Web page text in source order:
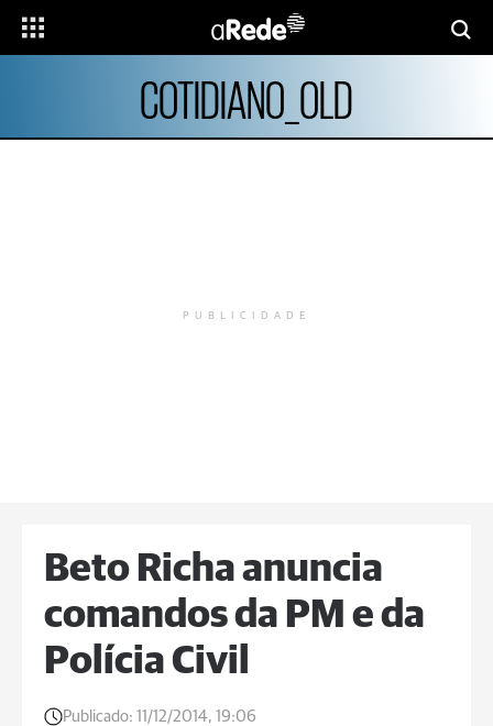
COTIDIANO_OLD
PUBLICIDADE
Beto Richa anuncia
comandos da PM e da
Polícia Civil
Publicado: 11/12/2014, 19:06